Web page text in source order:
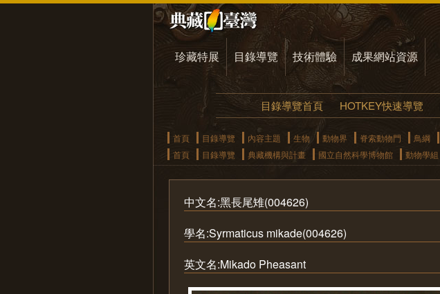
珍藏特展 目錄導覽 技術體驗 成果網站資源
目錄導覽首頁 HOTKEY快速導覽
首頁 目錄導覽 內容主題 生物 動物界 脊索動物門 鳥綱
首頁
目錄導覽 典藏機構與計畫 國立自然科學博物館 動物學組
中文名:黑長尾雉(004626)
學名:Syrmaticus mikade(004626)
英文名:Mikado Pheasant